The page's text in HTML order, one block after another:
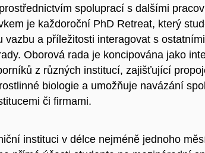
spoluprací s dalšími
je každoroční PhD Retreat, který
vazbu a příležitosti interagovat s
Oborová rada je koncipována jako
z různých institucí, zajišťující
biologie a umožňuje navázání
či firmami.
instituci v délce nejméně jednoho